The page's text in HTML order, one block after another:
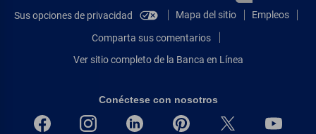
Sus opciones de privacidad
Mapa del sitio Empleos
Comparta sus comentarios
Ver sitio completo de la Banca en Línea
Conéctese con nosotros